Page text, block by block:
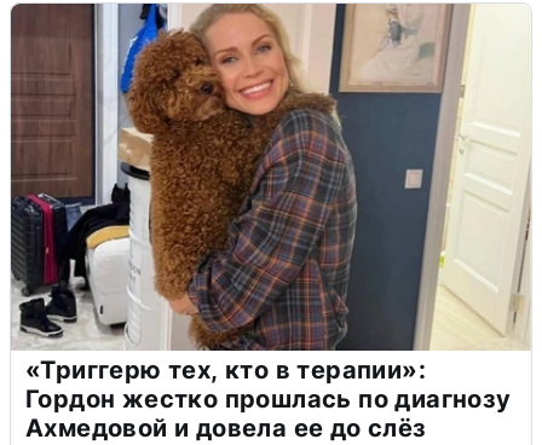
«Триггерю тех, кто в терапии»:
Гордон жестко прошлась по диагнозу
Ахмедовой и довела ее до слёз